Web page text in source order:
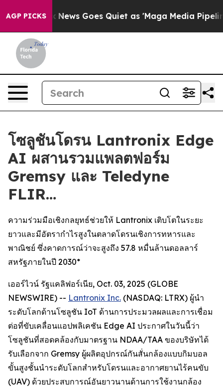
AGP PICKS
Fox News Goes Quiet as 'Maga Media Pipeline'
โซลูชันโดรน Lantronix Edge
AI ผสานรวมแพลตฟอร์ม
Gremsy และ Teledyne
FLIR…
ความร่วมมือเชิงกลยุทธ์ช่วยให้ Lantronix เติบโตในระยะ
ยาวและมีอัตรากำไรสูงในตลาดโดรนเชิงการทหารและ
พาณิชย์ ซึ่งคาดการณ์ว่าจะสูงถึง 57.8 หมื่นล้านดอลลาร์
สหรัฐภายในปี 2030*
เออร์ไวน์ รัฐแคลิฟอร์เนีย, Oct. 03, 2025 (GLOBE
NEWSWIRE) -- Lantronix Inc. (NASDAQ: LTRX) ผู้นำ
ระดับโลกด้านโซลูชัน IoT ด้านการประมวลผลและการเชื่อม
ต่อที่ขับเคลื่อนแอปพลิเคชัน Edge AI ประกาศในวันนี้ว่า
โซลูชันที่สอดคล้องกับมาตรฐาน NDAA/TAA ของบริษัทได้
รับเลือกจาก Gremsy ผู้ผลิตอุปกรณ์กันสั่นกล้องแบบกิมบอล
ขั้นสูงชั้นนำระดับโลกสำหรับโดรนและอากาศยานไร้คนขับ
(UAV) ด้วยประสบการณ์อันยาวนานด้านการใช้งานกล้อง